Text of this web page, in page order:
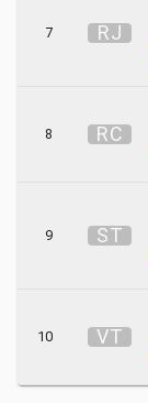
7 RJ
8 RC
9 ST
10 VT